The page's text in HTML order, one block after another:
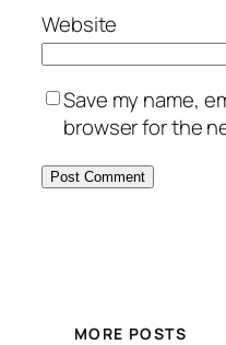
Website
Save my name,
browser for the
MORE POSTS